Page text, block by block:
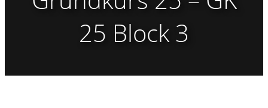
25 Block 3